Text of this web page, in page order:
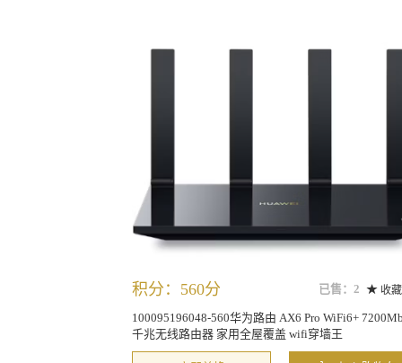
已售：2 收
积分：560分
100095196048-560华为路由 AX6 Pro WiFi6+
千兆无线路由器 家用全屋覆盖 wifi穿墙王